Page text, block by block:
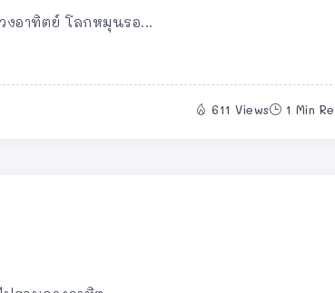
งอาทิตย์ โลกหมุนรอ...
611 Views 1 Min